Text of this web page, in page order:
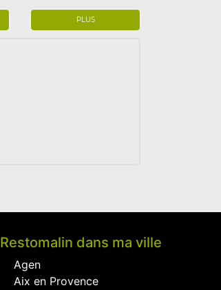
PLUS
Restomalin dans ma ville
Agen
Aix en Provence